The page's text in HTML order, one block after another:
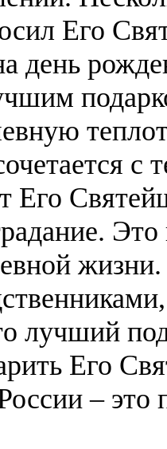
Его
день
с
Его
Это
лучший
Его
– это